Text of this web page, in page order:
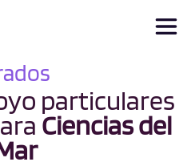
particulares
Ciencias del